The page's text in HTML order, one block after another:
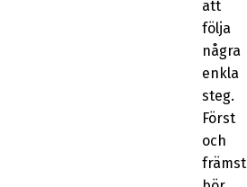
att
följa
några
enkla
steg.
Först
och
främst